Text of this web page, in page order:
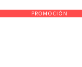
PROMOCIÓN